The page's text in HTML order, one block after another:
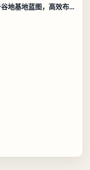
明日方舟终末地25级四号谷地基地蓝图，高效布局规划